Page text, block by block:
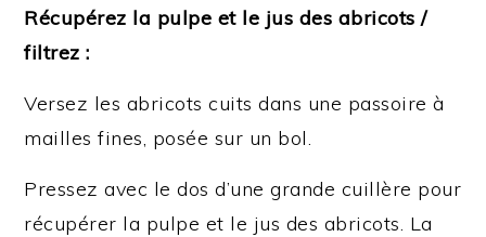
Récupérez la pulpe et le jus des abricots /
filtrez :
Versez les abricots cuits dans une passoire à
mailles fines, posée sur un bol.
Pressez avec le dos d’une grande cuillère pour
récupérer la pulpe et le jus des abricots. La